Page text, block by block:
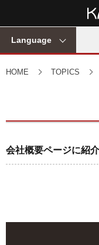
Language
HOME TOPICS
会社概要ページに紹